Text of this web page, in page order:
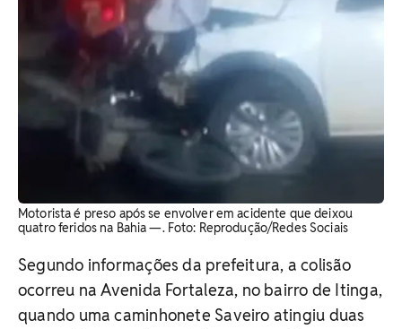
Motorista é preso após se envolver em acidente que deixou
quatro feridos na Bahia —. Foto: Reprodução/Redes Sociais
Segundo informações da prefeitura, a colisão
ocorreu na Avenida Fortaleza, no bairro de Itinga,
quando uma caminhonete Saveiro atingiu duas